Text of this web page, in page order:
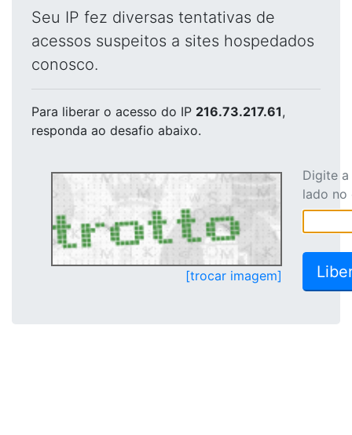
Seu IP fez diversas tentativas de
acessos suspeitos a sites hospedados
conosco.
Para liberar o acesso do IP 216.73.217.61,
responda ao desafio abaixo.
[trocar imagem]
Digite
lado no